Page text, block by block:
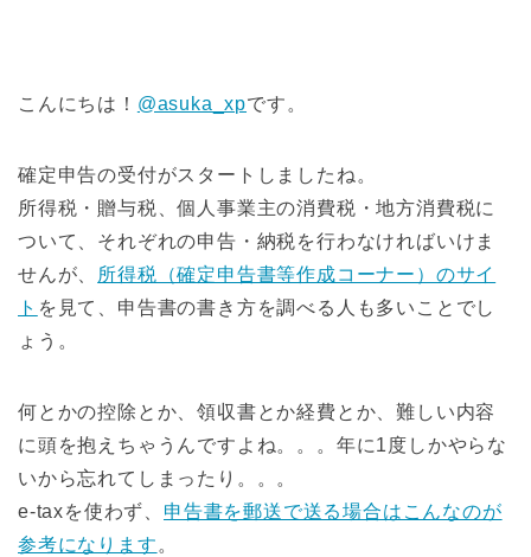
こんにちは！ @asuka_xpです。
確定申告の受付がスタートしましたね。
所得税・贈与税、個人事業主の消費税・地方消費税に
ついて、それぞれの申告・納税を行わなければいけま
せんが、
所得税（確定申告書等作成コーナー）のサイ
ト を見て、申告書の書き方を調べる人も多いことでし
ょう。
何とかの控除とか、領収書とか経費とか、難しい内容
に頭を抱えちゃうんですよね。。。年に1度しかやらな
いから忘れてしまったり。。。
e-taxを使わず、 申告書を郵送で送る場合はこんなのが
参考になります 。